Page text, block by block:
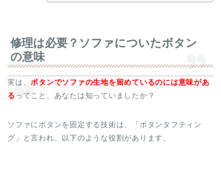
修理は必要？ソファについたボタン
の意味
実は、ボタンでソファの生地を留めているのには意味があ
る ってこと、あなたは知っていましたか？
ソファにボタンを固定する技術は、「ボタンタフティン
グ」と言われ、以下のような役割があります。